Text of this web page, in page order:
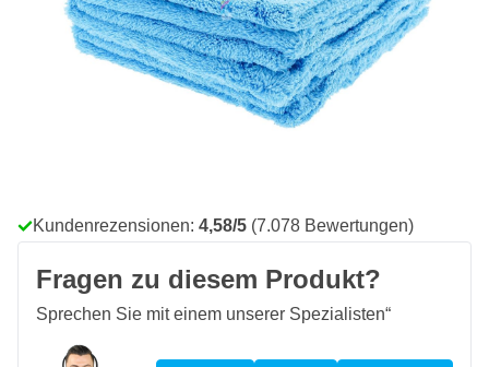
15,03€ inkl. MwSt
Halte mich auf dem Laufenden
Kundenrezensionen: 4,58/5 (7.078 Bewertungen)
Fragen zu diesem Produkt?
Sprechen Sie mit einem unserer Spezialisten“